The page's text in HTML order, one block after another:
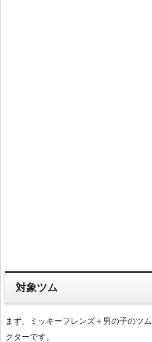
対象ツム
まず、ミッキーフレンズ＋男の子のツ
クターです。